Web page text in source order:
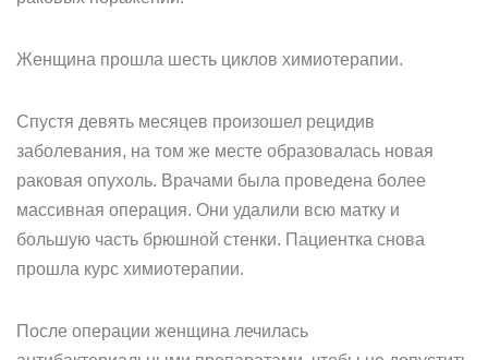
Женщина прошла шесть циклов химиотерапии.
Спустя девять месяцев произошел рецидив
заболевания, на том же месте образовалась новая
раковая опухоль. Врачами была проведена более
массивная операция. Они удалили всю матку и
большую часть брюшной стенки. Пациентка снова
прошла курс химиотерапии.
После операции женщина лечилась